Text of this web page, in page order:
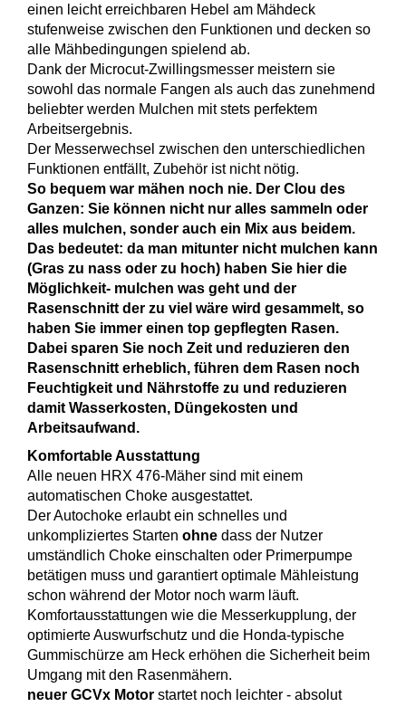
einen leicht erreichbaren Hebel am Mähdeck
stufenweise zwischen den Funktionen und decken so
alle Mähbedingungen spielend ab.
Dank der Microcut-Zwillingsmesser meistern sie
sowohl das normale Fangen als auch das zunehmend
beliebter werden Mulchen mit stets perfektem
Arbeitsergebnis.
Der Messerwechsel zwischen den unterschiedlichen
Funktionen entfällt, Zubehör ist nicht nötig.
So bequem war mähen noch nie. Der Clou des
Ganzen: Sie können nicht nur alles sammeln oder
alles mulchen, sonder auch ein Mix aus beidem.
Das bedeutet: da man mitunter nicht mulchen kann
(Gras zu nass oder zu hoch) haben Sie hier die
Möglichkeit- mulchen was geht und der
Rasenschnitt der zu viel wäre wird gesammelt, so
haben Sie immer einen top gepflegten Rasen.
Dabei sparen Sie noch Zeit und reduzieren den
Rasenschnitt erheblich, führen dem Rasen noch
Feuchtigkeit und Nährstoffe zu und reduzieren
damit Wasserkosten, Düngekosten und
Arbeitsaufwand.
Komfortable Ausstattung
Alle neuen HRX 476-Mäher sind mit einem
automatischen Choke ausgestattet.
Der Autochoke erlaubt ein schnelles und
unkompliziertes Starten ohne dass der Nutzer
umständlich Choke einschalten oder Primerpumpe
betätigen muss und garantiert optimale Mähleistung
schon während der Motor noch warm läuft.
Komfortausstattungen wie die Messerkupplung, der
optimierte Auswurfschutz und die Honda-typische
Gummischürze am Heck erhöhen die Sicherheit beim
Umgang mit den Rasenmähern.
neuer GCVx Motor startet noch leichter - absolut